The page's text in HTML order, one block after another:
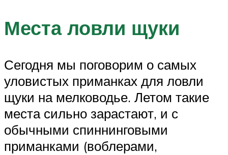
Места ловли щуки
Сегодня мы поговорим о самых
уловистых приманках для ловли
щуки на мелководье. Летом такие
места сильно зарастают, и с
обычными спиннинговыми
приманками (воблерами,